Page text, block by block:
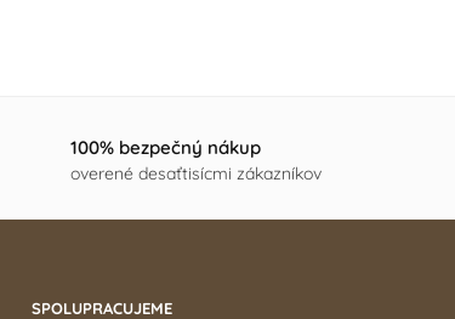
100% bezpečný nákup
overené desaťtisícmi zákazníkov
SPOLUPRACUJEME